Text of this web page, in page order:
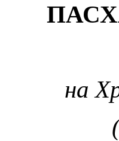
на